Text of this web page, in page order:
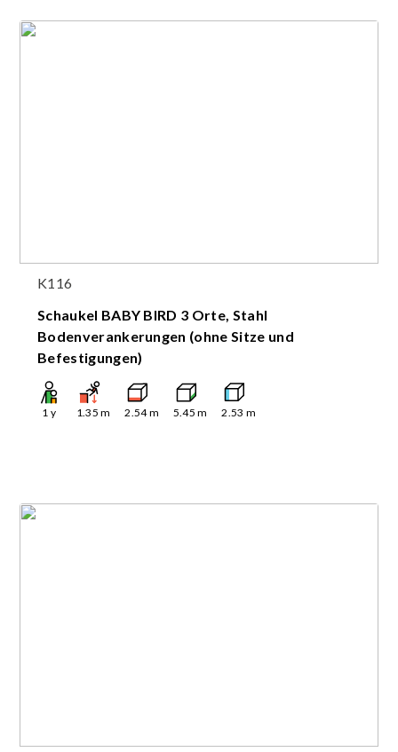
K116
Schaukel BABY BIRD 3 Orte, Stahl
Bodenverankerungen (ohne Sitze und
Befestigungen)
1 y 1.35 m 2.54m 5.45 m 2.53 m